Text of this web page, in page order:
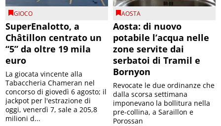
GIOCO
SuperEnalotto, a
Châtillon centrato un
“5” da oltre 19 mila
euro
La giocata vincente alla
Tabaccheria Chameran nel
concorso di giovedì 6 agosto; il
jackpot per l'estrazione di
oggi, venerdì 7, sale a 205,8
milioni d...
AOSTA
Aosta: di nuovo
potabile l’acqua nelle
zone servite dai
serbatoi di Tramil e
Bornyon
Revocate le due ordinanze che
dalla scorsa settimana
imponevano la bollitura nella
pre-collina, a Saraillon e
Porossan